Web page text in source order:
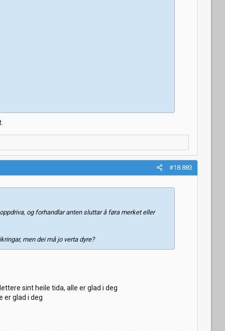
#18.883
og forhandlar anten sluttar å føra merket eller
men dei må jo verta dyre?
sint heile tida, alle er glad i deg
er glad i deg